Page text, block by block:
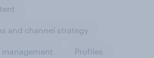
and channel strategy
management Profiles